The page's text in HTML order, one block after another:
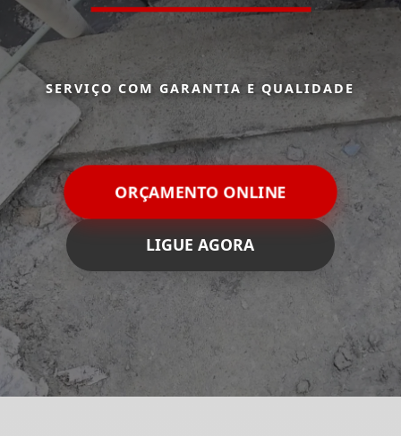
SERVIÇO COM GARANTIA E QUALIDADE
ORÇAMENTO ONLINE
LIGUE AGORA